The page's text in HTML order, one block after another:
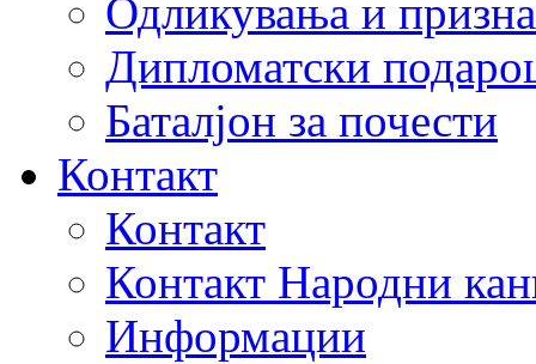
Одликувања и
Дипломатски
Баталјон за почести
Контакт
Контакт
Контакт Народни
Информации